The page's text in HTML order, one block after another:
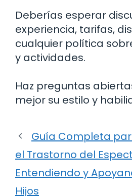
Deberías esperar
experiencia, tarifas,
cualquier política
y actividades.
Haz preguntas
mejor su estilo y
Guía Completa
el Trastorno del
Entendiendo y
Hijos